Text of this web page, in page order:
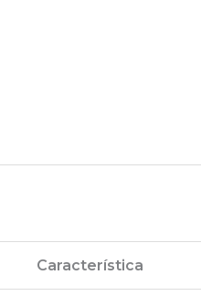
Característica